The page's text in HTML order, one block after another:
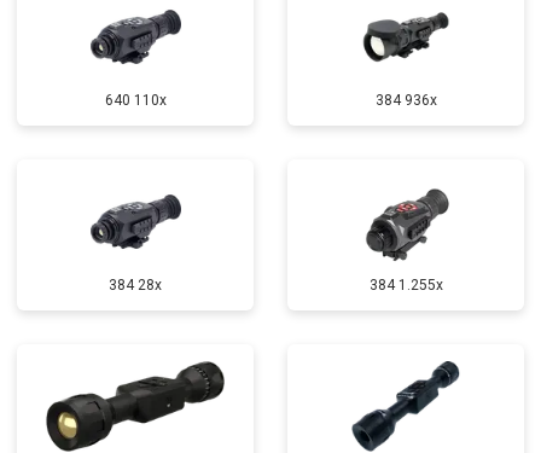
640 110x 384 936x
384 28x 384 1.255х